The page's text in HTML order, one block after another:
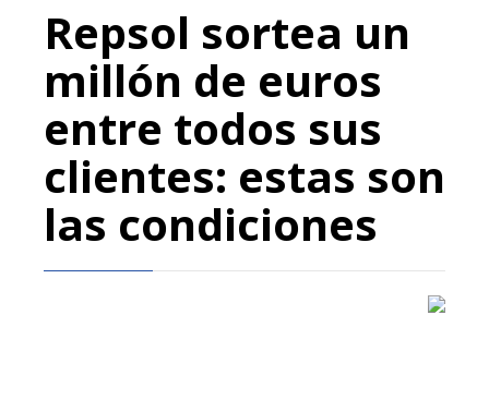
Repsol sortea un
millón de euros
entre todos sus
clientes: estas son
las condiciones